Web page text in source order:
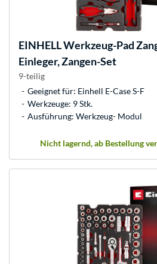
EINHELLWerkzeug-Pad
Einleger, Zangen-Set
9-teilig
Geeignet für: Einhell E-Case S-F
Werkzeuge: 9 Stk.
Ausführung: Werkzeug- Modul
Nicht lagernd, ab Bestellung